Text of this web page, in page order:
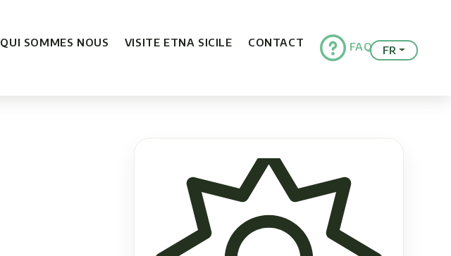
QUI SOMMES NOUS VISITE ETNA SICILE CONTACT FAQ FR